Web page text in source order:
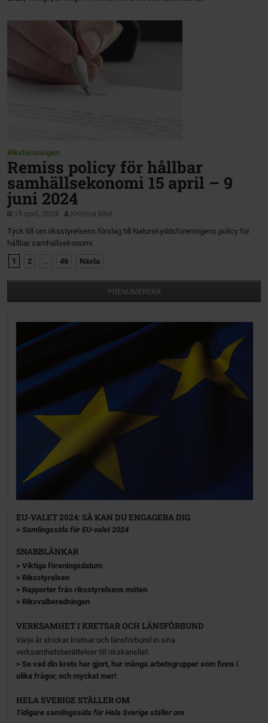
Riksföreningen
Remiss policy för hållbar
samhällsekonomi 15 april – 9
juni 2024
15 april, 2024
Kristina Blixt
Tyck till om riksstyrelsens förslag till Naturskyddsföreningens policy för
hållbar samhällsekonomi.
1
2 46 Nästa
PRENUMERERA
EU-VALET 2024: SÅ KAN DU ENGAGERA DIG
> Samlingssida för EU-valet 2024
SNABBLÄNKAR
>Viktiga föreningsdatum
> Riksstyrelsen
> Rapporter från riksstyrelsens möten
> Riksvalberedningen
VERKSAMHET I KRETSAR OCH LÄNSFÖRBUND
Varje år skickar kretsar och länsförbund in sina
verksamhetsberättelser till rikskansliet.
> Se vad din krets har gjort, hur många arbetsgrupper som finns i
olika frågor, och mycket mer!
HELA SVERIGE STÄLLER OM
Tidigare samlingssida för Hela Sverige ställer om